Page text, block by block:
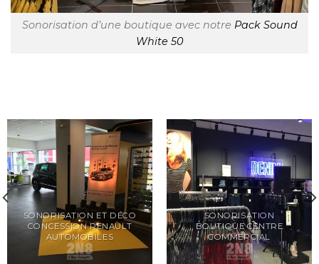
Sonorisation d’une boutique avec notre Pack Sound
White 50
SONORISATION ET DÉCO
CONCESSION RENAULT
AUTOMOBILES
SONORISATION
BOUTIQUE CENTRE
COMMERCIAL